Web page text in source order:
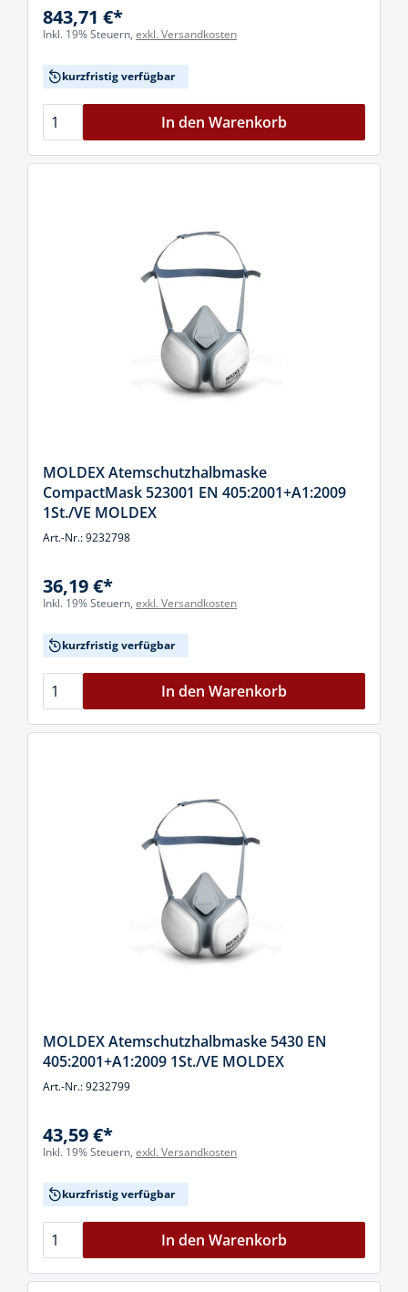
843,71 €*
Inkl. 19% Steuern, exkl. Versandkosten
kurzfristig verfügbar
In den Warenkorb
MOLDEX Atemschutzhalbmaske
CompactMask 523001 EN 405:2001+A1:2009
1St./VE MOLDEX
Art.-Nr.: 9232798
36,19 €*
Inkl. 19% Steuern, exkl. Versandkosten
kurzfristig verfügbar
In den Warenkorb
MOLDEX Atemschutzhalbmaske 5430 EN
405:2001+A1:2009 1St./VE MOLDEX
Art.-Nr.: 9232799
43,59 €*
Inkl. 19% Steuern, exkl. Versandkosten
kurzfristig verfügbar
In den Warenkorb